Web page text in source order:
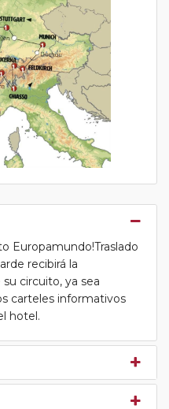
Europamundo!Traslado
recibirá la
circuito, ya sea
carteles informativos
hotel.